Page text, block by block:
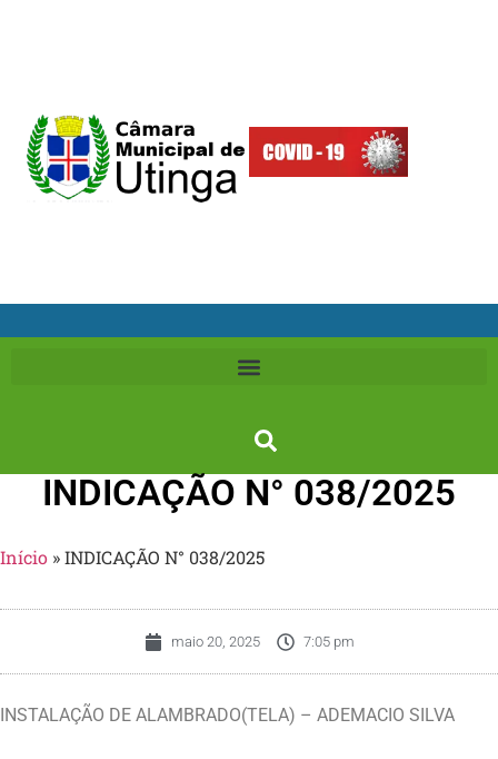
INDICAÇÃO N° 038/2025
Início »INDICAÇÃO N° 038/2025
maio 20, 2025 7:05 pm
INSTALAÇÃO DE ALAMBRADO(TELA) – ADEMACIO SILVA